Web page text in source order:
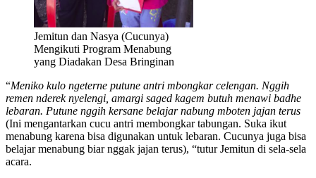
Jemitun dan Nasya (Cucunya)
Mengikuti Program Menabung
yang Diadakan Desa Bringinan
“Meniko kulo ngeterne putune antri mbongkar celengan. Nggih
remen nderek nyelengi, amargi saged kagem butuh menawi badhe
lebaran. Putune nggih kersane belajar nabung mboten jajan terus
(Ini mengantarkan cucu antri membongkar tabungan. Suka ikut
menabung karena bisa digunakan untuk lebaran. Cucunya juga bisa
belajar menabung biar nggak jajan terus), “tutur Jemitun di sela-sela
acara.